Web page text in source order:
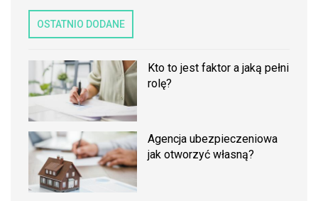
OSTATNIO DODANE
Kto to jest faktor a jaką pełni
rolę?
Agencja ubezpieczeniowa
jak otworzyć własną?